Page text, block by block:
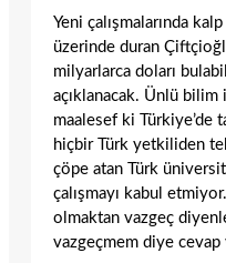
Yeni çalışmalarında
üzerinde duran
milyarlarca doları
açıklanacak. Ünlü
maalesef ki Türkiye’de
hiçbir Türk yetkiliden
çöpe atan Türk
çalışmayı kabul
olmaktan vazgeç
vazgeçmem diye cevap